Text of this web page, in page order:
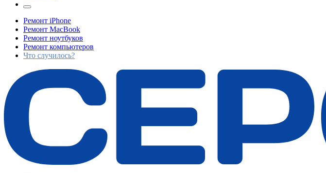
Ремонт iPhone
Ремонт MacBook
Ремонт ноутбуков
Ремонт компьютеров
Что случилось?